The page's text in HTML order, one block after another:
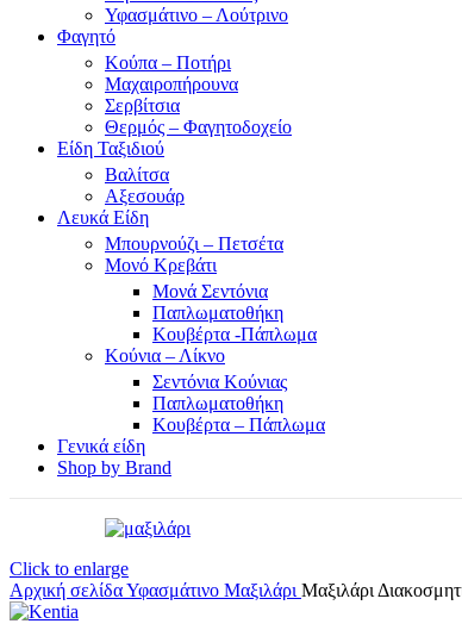
Υφασμάτινο – Λούτρινο
Φαγητό
Κούπα – Ποτήρι
Μαχαιροπήρουνα
Σερβίτσια
Θερμός – Φαγητοδοχείο
Είδη Ταξιδιού
Βαλίτσα
Αξεσουάρ
Λευκά Είδη
Μπουρνούζι – Πετσέτα
Μονό Κρεβάτι
Μονά Σεντόνια
Παπλωματοθήκη
Κουβέρτα -Πάπλωμα
Κούνια – Λίκνο
Σεντόνια Κούνιας
Παπλωματοθήκη
Κουβέρτα – Πάπλωμα
Γενικά είδη
Shop by Brand
Click to enlarge
Αρχική σελίδαΥφασμάτινο Μαξιλάρι Μαξιλάρι